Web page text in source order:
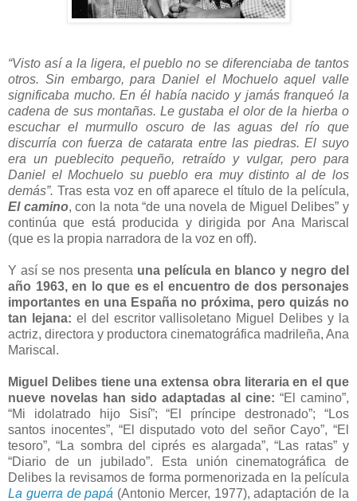
“Visto así a la ligera, el pueblo no se diferenciaba de tantos
otros. Sin embargo, para Daniel el Mochuelo aquel valle
significaba mucho. En él había nacido y jamás franqueó la
cadena de sus montañas. Le gustaba el olor de la hierba o
escuchar el murmullo oscuro de las aguas del río que
discurría con fuerza de catarata entre las piedras. El suyo
era un pueblecito pequeño, retraído y vulgar, pero para
Daniel el Mochuelo su pueblo era muy distinto al de los
demás”. Tras esta voz en off aparece el título de la película,
El camino, con la nota “de una novela de Miguel Delibes” y
continúa que está producida y dirigida por Ana Mariscal
(que es la propia narradora de la voz en off).
Y así se nos presenta una película en blanco y negro del
año 1963, en lo que es el encuentro de dos personajes
importantes en una España no próxima, pero quizás no
tan lejana: el del escritor vallisoletano Miguel Delibes y la
actriz, directora y productora cinematográfica madrileña, Ana
Mariscal.
Miguel Delibes tiene una extensa obra literaria en el que
nueve novelas han sido adaptadas al cine: “El camino”,
“Mi idolatrado hijo Sisí”; “El príncipe destronado”; “Los
santos inocentes”, “El disputado voto del señor Cayo”, “El
tesoro”, “La sombra del ciprés es alargada”, “Las ratas” y
“Diario de un jubilado”. Esta unión cinematográfica de
Delibes la revisamos de forma pormenorizada en la película
La guerra de papá (Antonio Mercer, 1977), adaptación de la